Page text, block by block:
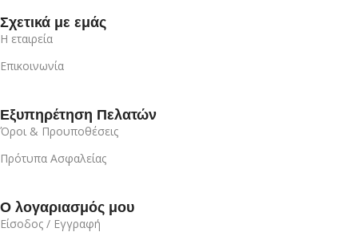
Σχετικά με εμάς
Η εταιρεία
Επικοινωνία
Εξυπηρέτηση Πελατών
Όροι & Προυποθέσεις
Πρότυπα Ασφαλείας
Ο λογαριασμός μου
Είσοδος / Εγγραφή